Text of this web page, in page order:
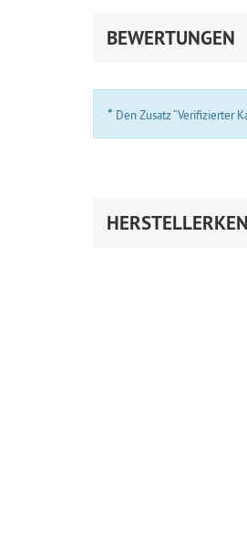
BEWERTUNGEN
* Den Zusatz “Verifizierter